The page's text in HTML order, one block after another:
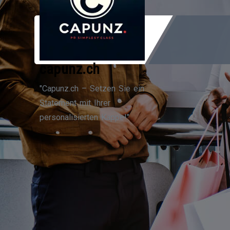
Zum
Inhalt
capunz.ch
"Capunz.ch – Setzen Sie ein
Statement mit Ihrer
personalisierten Kappe!"